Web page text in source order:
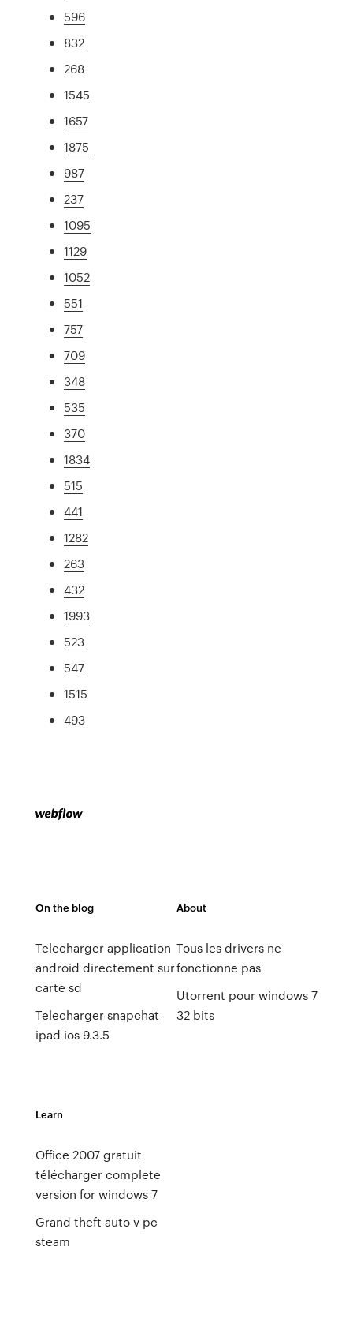
596
832
268
1545
1657
1875
987
237
1095
1129
1052
551
757
709
348
535
370
1834
515
441
1282
263
432
1993
523
547
1515
493
On the blog
Telecharger application
android directement sur
carte sd
Telecharger snapchat
ipad ios 9.3.5
About
Tous les drivers ne
fonctionne pas
Utorrent pour windows 7
32 bits
Learn
Office 2007 gratuit
télécharger complete
version for windows 7
Grand theft auto v pc
steam